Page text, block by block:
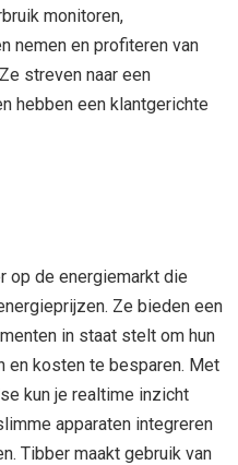
monitoren,
nemen en profiteren van
streven naar een
hebben een klantgerichte
op de energiemarkt die
Ze bieden een
in staat stelt om hun
en kosten te besparen. Met
kun je realtime inzicht
apparaten integreren
Tibber maakt gebruik van